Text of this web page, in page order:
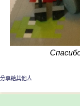
分享給其他人